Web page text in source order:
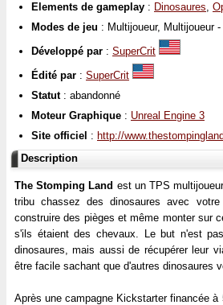
Elements de gameplay : Dinosaures,
Modes de jeu : Multijoueur, Multijoueur
Développé par : SuperCrit
Édité par : SuperCrit
Statut: abandonné
Moteur Graphique : Unreal Engine 3
Site officiel : http://
Description
The Stomping Land est un TPS
tribu chassez des dinosaures avec
construire des pièges et même monter sur
s'ils étaient des chevaux. Le but n'est
dinosaures, mais aussi de récupérer leur
être facile sachant que d'autres dinosaures
Après une campagne Kickstarter financée